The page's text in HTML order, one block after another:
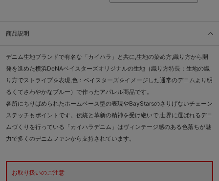
商品説明
デニム生地ブランドで有名な「カイハラ」と共に,生地の染め方,織り方から開
発を進めた横浜DeNAベイスターズオリジナルの生地（織り方特長：生地の織
り方でストライプを表現,色：ベイスターズをイメージした通常のデニムより明
るくてさわやかなブルー）で作ったアパレル商品です。
各所にちりばめられたホームベース型の表現やBayStarsのさりげないチェーン
ステッチもポイントです。伝統と革新の精神を受け継いで,世界に選ばれるデニ
ムづくりを行っている「カイハラデニム」はヴィンテージ感のある色落ちが魅
力で多くのデニムファンから支持されています。
お取り扱いのご注意